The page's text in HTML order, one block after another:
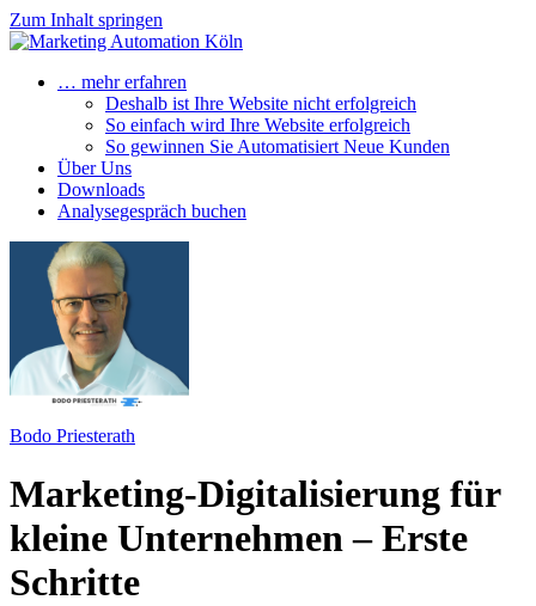
Zum Inhalt springen
… mehr erfahren
Deshalb ist Ihre Website nicht erfolgreich
So einfach wird Ihre Website erfolgreich
So gewinnen Sie Automatisiert Neue Kunden
Über Uns
Downloads
Analysegespräch buchen
Bodo Priesterath
Marketing-Digitalisierung für
kleine Unternehmen – Erste
Schritte